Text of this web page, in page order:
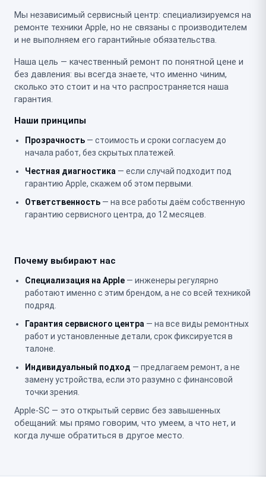
Мы независимый сервисный центр: специализируемся на
ремонте техники Apple, но не связаны с производителем
и не выполняем его гарантийные обязательства.
Наша цель — качественный ремонт по понятной цене и
без давления: вы всегда знаете, что именно чиним,
сколько это стоит и на что распространяется наша
гарантия.
Наши принципы
Прозрачность — стоимость и сроки согласуем до
начала работ, без скрытых платежей.
Честная диагностика — если случай подходит под
гарантию Apple, скажем об этом первыми.
Ответственность — на все работы даём собственную
гарантию сервисного центра, до 12 месяцев.
Почему выбирают нас
Специализация на Apple — инженеры регулярно
работают именно с этим брендом, а не со всей техникой
подряд.
Гарантия сервисного центра — на все виды ремонтных
работ и установленные детали, срок фиксируется в
талоне.
Индивидуальный подход — предлагаем ремонт, а не
замену устройства, если это разумно с финансовой
точки зрения.
Apple-SC — это открытый сервис без завышенных
обещаний: мы прямо говорим, что умеем, а что нет, и
когда лучше обратиться в другое место.